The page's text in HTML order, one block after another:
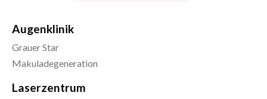
Augenklinik
Grauer Star
Makuladegeneration
Laserzentrum